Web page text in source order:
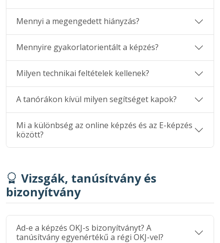
Mennyi a megengedett hiányzás?
Mennyire gyakorlatorientált a képzés?
Milyen technikai feltételek kellenek?
A tanórákon kívül milyen segítséget kapok?
Mi a különbség az online képzés és az E-képzés
között?
Vizsgák, tanúsítvány és
bizonyítvány
Ad-e a képzés OKJ-s bizonyítványt? A
tanúsítvány egyenértékű a régi OKJ-vel?